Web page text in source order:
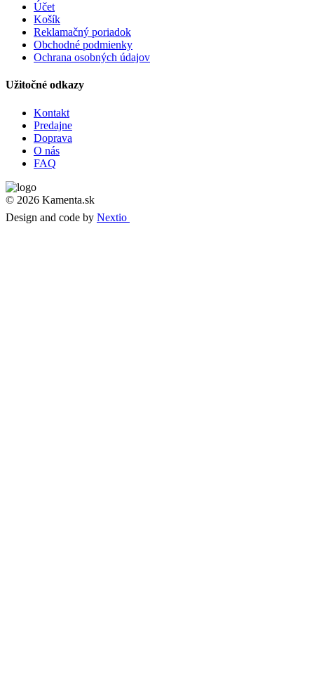
Účet
Košík
Reklamačný poriadok
Obchodné podmienky
Ochrana osobných údajov
Užitočné odkazy
Kontakt
Predajne
Doprava
O nás
FAQ
© 2026 Kamenta.sk
Design and code by Nextio